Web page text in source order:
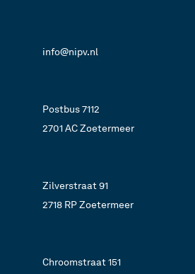
info@nipv.nl
Postbus 7112
2701 AC Zoetermeer
Zilverstraat 91
2718 RP Zoetermeer
Chroomstraat 151